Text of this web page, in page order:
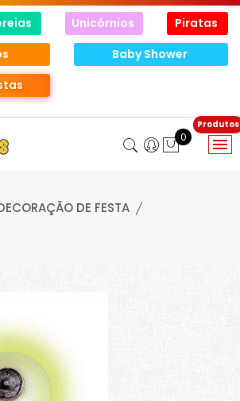
Unicórnios
Piratas
Baby Shower
0
DE FESTA